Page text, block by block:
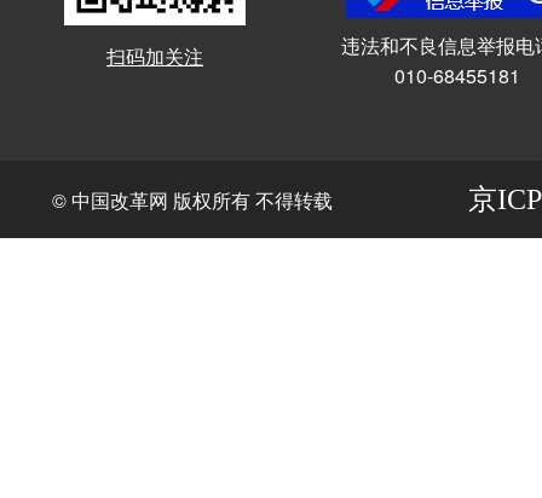
扫码加关注
违法和不良信息举报电
010-68455181
© 中国改革网 版权所有 不得转载 京